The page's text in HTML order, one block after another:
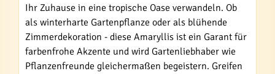
Ihr Zuhause in eine tropische Oase verwandeln. Ob
als winterharte Gartenpflanze oder als blühende
Zimmerdekoration - diese Amaryllis ist ein Garant für
farbenfrohe Akzente und wird Gartenliebhaber wie
Pflanzenfreunde gleichermaßen begeistern. Greifen